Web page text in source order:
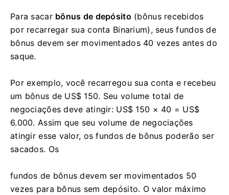
Para sacar bônus de depósito (bônus recebidos
por recarregar sua conta Binarium), seus fundos de
bônus devem ser movimentados 40 vezes antes do
saque.
Por exemplo, você recarregou sua conta e recebeu
um bônus de US$ 150. Seu volume total de
negociações deve atingir: US$ 150 × 40 = US$
6.000. Assim que seu volume de negociações
atingir esse valor, os fundos de bônus poderão ser
sacados. Os
fundos de bônus devem ser movimentados 50
vezes para bônus sem depósito. O valor máximo